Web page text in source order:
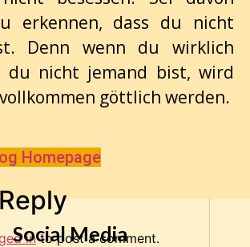
erkennen, dass du nicht
Denn wenn du wirklich
du nicht jemand bist, wird
göttlich werden.
Homepage
into post a comment.
Social Media